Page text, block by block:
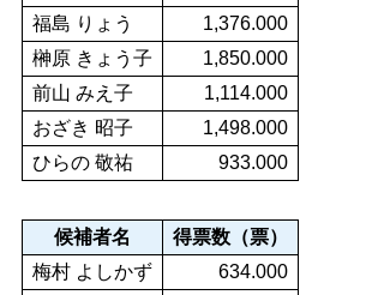
福島 りょう
1,376.000
榊原 きょう子
1,850.000
前山 みえ子
1,114.000
おざき 昭子
1,498.000
ひらの 敬祐
933.000
候補者名
得票数（票）
梅村 よしかず
634.000